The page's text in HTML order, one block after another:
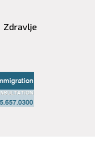
Zdravlje